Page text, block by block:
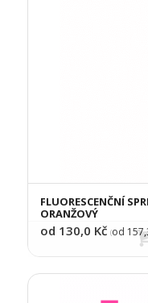
FLUORESCENČNÍ
ORANŽOVÝ
od 130,0 Kč (od